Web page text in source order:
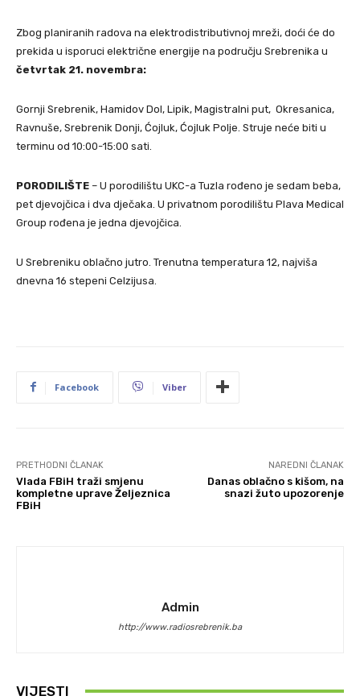
Zbog planiranih radova na elektrodistributivnoj mreži, doći će do
prekida u isporuci električne energije na području Srebrenika u
četvrtak 21. novembra:
Gornji Srebrenik, Hamidov Dol, Lipik, Magistralni put, Okresanica,
Ravnuše, Srebrenik Donji, Ćojluk, Ćojluk Polje. Struje neće biti u
terminu od 10:00-15:00 sati.
PORODILIŠTE – U porodilištu UKC-a Tuzla rođeno je sedam beba,
pet djevojčica i dva dječaka. U privatnom porodilištu Plava Medical
Group rođena je jedna djevojčica.
U Srebreniku oblačno jutro. Trenutna temperatura 12, najviša
dnevna 16 stepeni Celzijusa.
Facebook Viber
PRETHODNI ČLANAK
Vlada FBiH traži smjenu
kompletne uprave Željeznica
FBiH
NAREDNI ČLANAK
Danas oblačno s kišom, na
snazi žuto upozorenje
Admin
http://www.radiosrebrenik.ba
VIJESTI